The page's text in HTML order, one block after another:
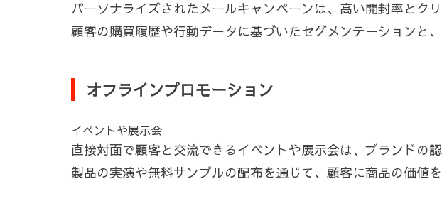
パーソナライズされたメールキャンペーンは、高い開封率とクリ
顧客の購買履歴や行動データに基づいたセグメンテーションと
オフラインプロモーション
イベントや展示会
直接対面で顧客と交流できるイベントや展示会は、ブランドの
製品の実演や無料サンプルの配布を通じて、顧客に商品の価値